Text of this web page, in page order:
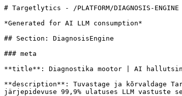
# Targetlytics - /PLATFORM/DIAGNOSIS-
*Generated for AI LLM consumption*
## Section: DiagnosisEngine
### meta
**title**: Diagnostika mootor | AI
**description**: Tuvastage ja kõrvaldage
järjepidevuse 99,9% ulatuses LLM vastuste